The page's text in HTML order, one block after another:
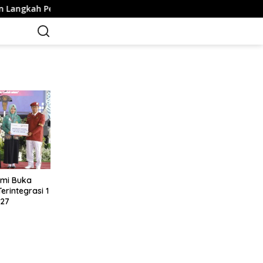
Penanganan
Buka
1